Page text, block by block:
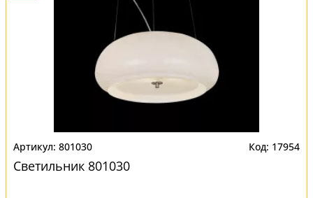
801030 17954
Светильник 801030